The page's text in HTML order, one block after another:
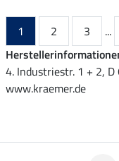
1 2 3 ...
4. Industriestr. 1 + 2,
www.kraemer.de